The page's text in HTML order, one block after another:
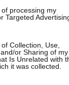
processing my
Targeted
Collection, Use,
or Sharing of my
Is Unrelated with
it was collected.
29·05·2026